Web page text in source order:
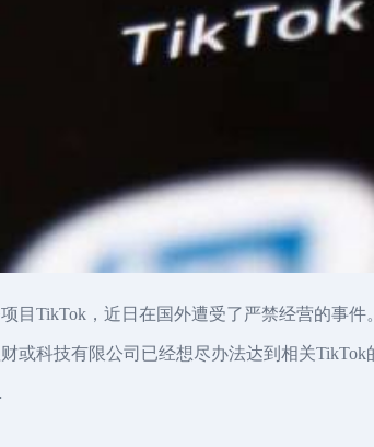
目TikTok，近日在国外遭受了严禁经营的事
或科技有限公司已经想尽办法达到相关